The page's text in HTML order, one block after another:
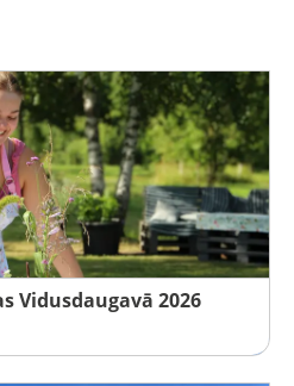
Vidusdaugavā 2026